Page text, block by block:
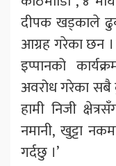
दीपक खड्काले
आग्रह गरेका छन ।
इप्पानको
अवरोध गरेका सबै
हामी निजी
नमानी, खुट्टा
गर्दछु ।’